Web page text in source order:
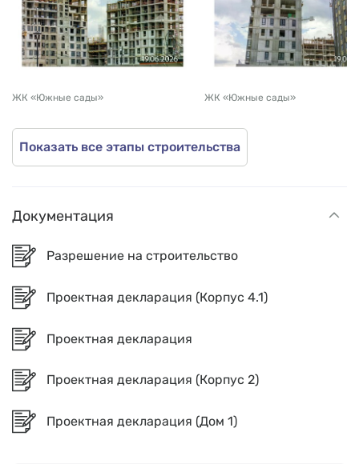
ЖК «Южные сады» ЖК «Южные сады»
Показать все этапы строительства
Документация
Разрешение на строительство
Проектная декларация (Корпус 4.1)
Проектная декларация
Проектная декларация (Корпус 2)
Проектная декларация (Дом 1)